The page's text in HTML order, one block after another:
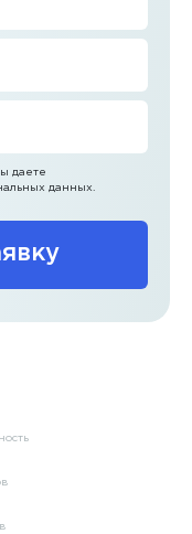
даете
данных.